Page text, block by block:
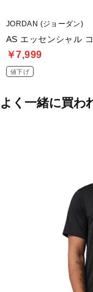
JORDAN (ジョーダン)
AS エッセンシャル
￥7,999
値下げ
よく一緒に買わ